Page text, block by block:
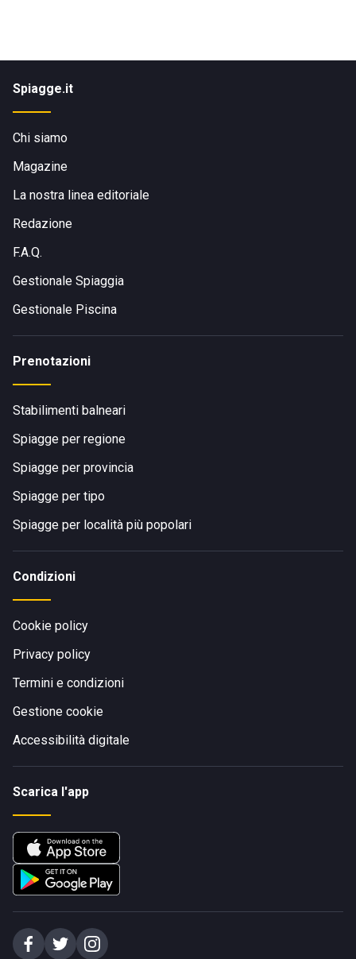
Spiagge.it
Chi siamo
Magazine
La nostra linea editoriale
Redazione
F.A.Q.
Gestionale Spiaggia
Gestionale Piscina
Prenotazioni
Stabilimenti balneari
Spiagge per regione
Spiagge per provincia
Spiagge per tipo
Spiagge per località più popolari
Condizioni
Cookie policy
Privacy policy
Termini e condizioni
Gestione cookie
Accessibilità digitale
Scarica l'app